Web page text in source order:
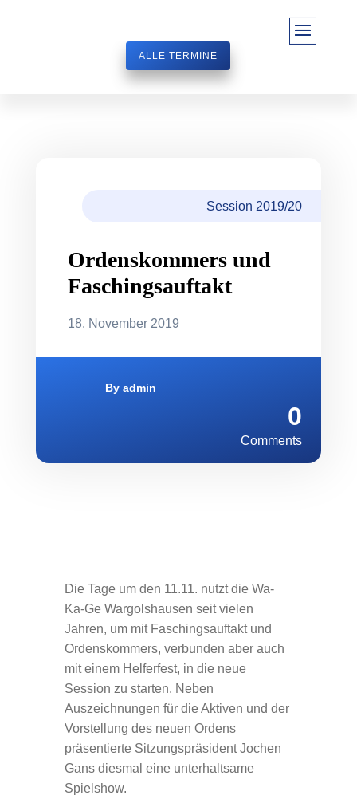
ALLE TERMINE
Session 2019/20
Ordenskommers und
Faschingsauftakt
18. November 2019
By admin
0
Comments
Die Tage um den 11.11. nutzt die Wa-
Ka-Ge Wargolshausen seit vielen
Jahren, um mit Faschingsauftakt und
Ordenskommers, verbunden aber auch
mit einem Helferfest, in die neue
Session zu starten. Neben
Auszeichnungen für die Aktiven und der
Vorstellung des neuen Ordens
präsentierte Sitzungspräsident Jochen
Gans diesmal eine unterhaltsame
Spielshow.